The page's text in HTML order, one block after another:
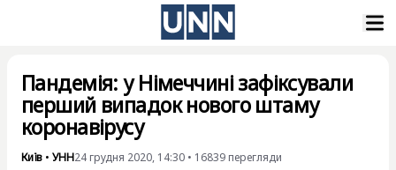
Пандемія: у Німеччині зафіксували
перший випадок нового штаму
коронавірусу
Київ • УНН24 грудня 2020, 14:30 • 16839 перегляди